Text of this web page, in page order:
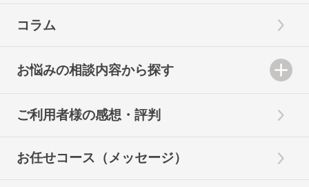
コラム
お悩みの相談内容から探す
ご利用者様の感想・評判
お任せコース（メッセージ）